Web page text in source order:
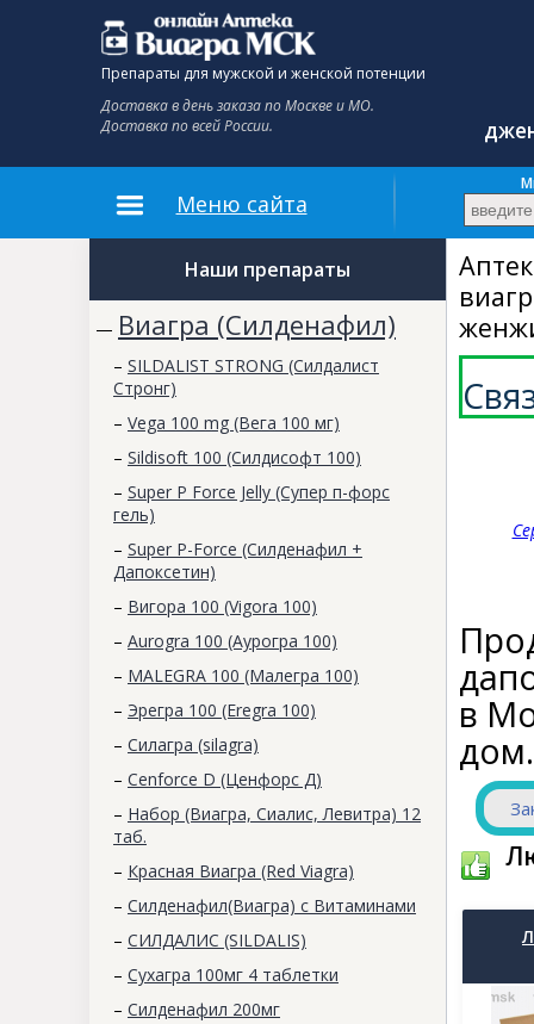
Препараты для мужской и женской потенции
Доставка в день заказа по Москве и МО.
Доставка по всей России.
Меню сайта
Наши препараты
— Виагра (Силденафил)
– SILDALIST STRONG (Силдалист
Стронг)
– Vega 100 mg (Вега 100 мг)
– Sildisoft 100 (Силдисофт 100)
– Super P Force Jelly (Супер п-форс
гель)
– Super P-Force (Силденафил +
Дапоксетин)
– Вигора 100 (Vigora 100)
– Aurogra 100 (Аурогра 100)
– MALEGRA 100 (Малегра 100)
– Эрегра 100 (Eregra 100)
– Силагра (silagra)
– Cenforce D (Ценфорс Д)
– Набор (Виагра, Сиалис, Левитра) 12
таб.
– Красная Виагра (Red Viagra)
– Силденафил(Виагра) с Витаминами
– СИЛДАЛИС (SILDALIS)
– Сухагра 100мг 4 таблетки
– Силденафил 200мг
в
дом.